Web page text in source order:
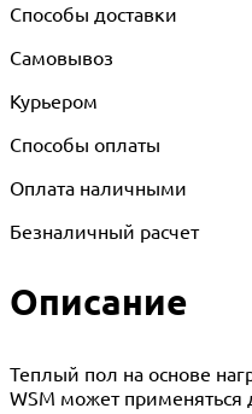
Способы доставки
Самовывоз
Курьером
Способы оплаты
Оплата наличными
Безналичный расчет
Описание
Теплый пол на основе
WSM может применяться